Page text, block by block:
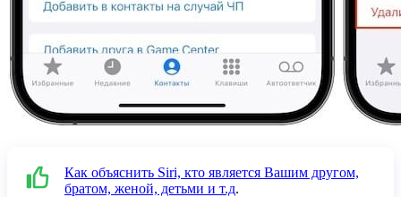
Как объяснить Siri, кто является Вашим другом,
братом, женой, детьми и т.д.